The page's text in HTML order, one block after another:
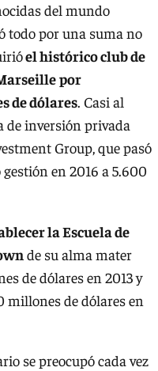
del mundo
todo por una suma no
el histórico club de
por
de dólares. Casi al
inversión privada
Group, que pasó
en 2016 a 5.600
la Escuela de
de su alma mater
de dólares en 2013 y
millones de dólares en
se preocupó cada vez